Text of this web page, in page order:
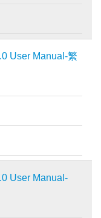
User Manual-繁
User Manual-